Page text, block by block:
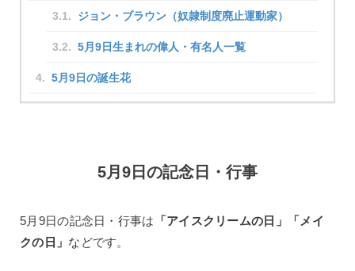
ジョン・ブラウン（奴隷制度廃止運動家）
5月9日生まれの偉人・有名人一覧
5月9日の誕生花
5月9日の記念日・行事
5月9日の記念日・行事は 「アイスクリームの日」「メイ
クの日」 などです。